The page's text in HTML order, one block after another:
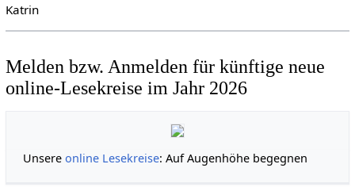
Katrin
Melden bzw. Anmelden für künftige neue
online-Lesekreise im Jahr 2026
Unsereonline Lesekreise: Auf Augenhöhe begegnen